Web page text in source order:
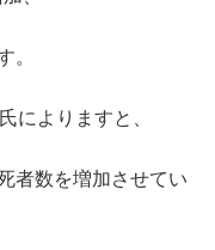
によりますと、
者数を増加させてい